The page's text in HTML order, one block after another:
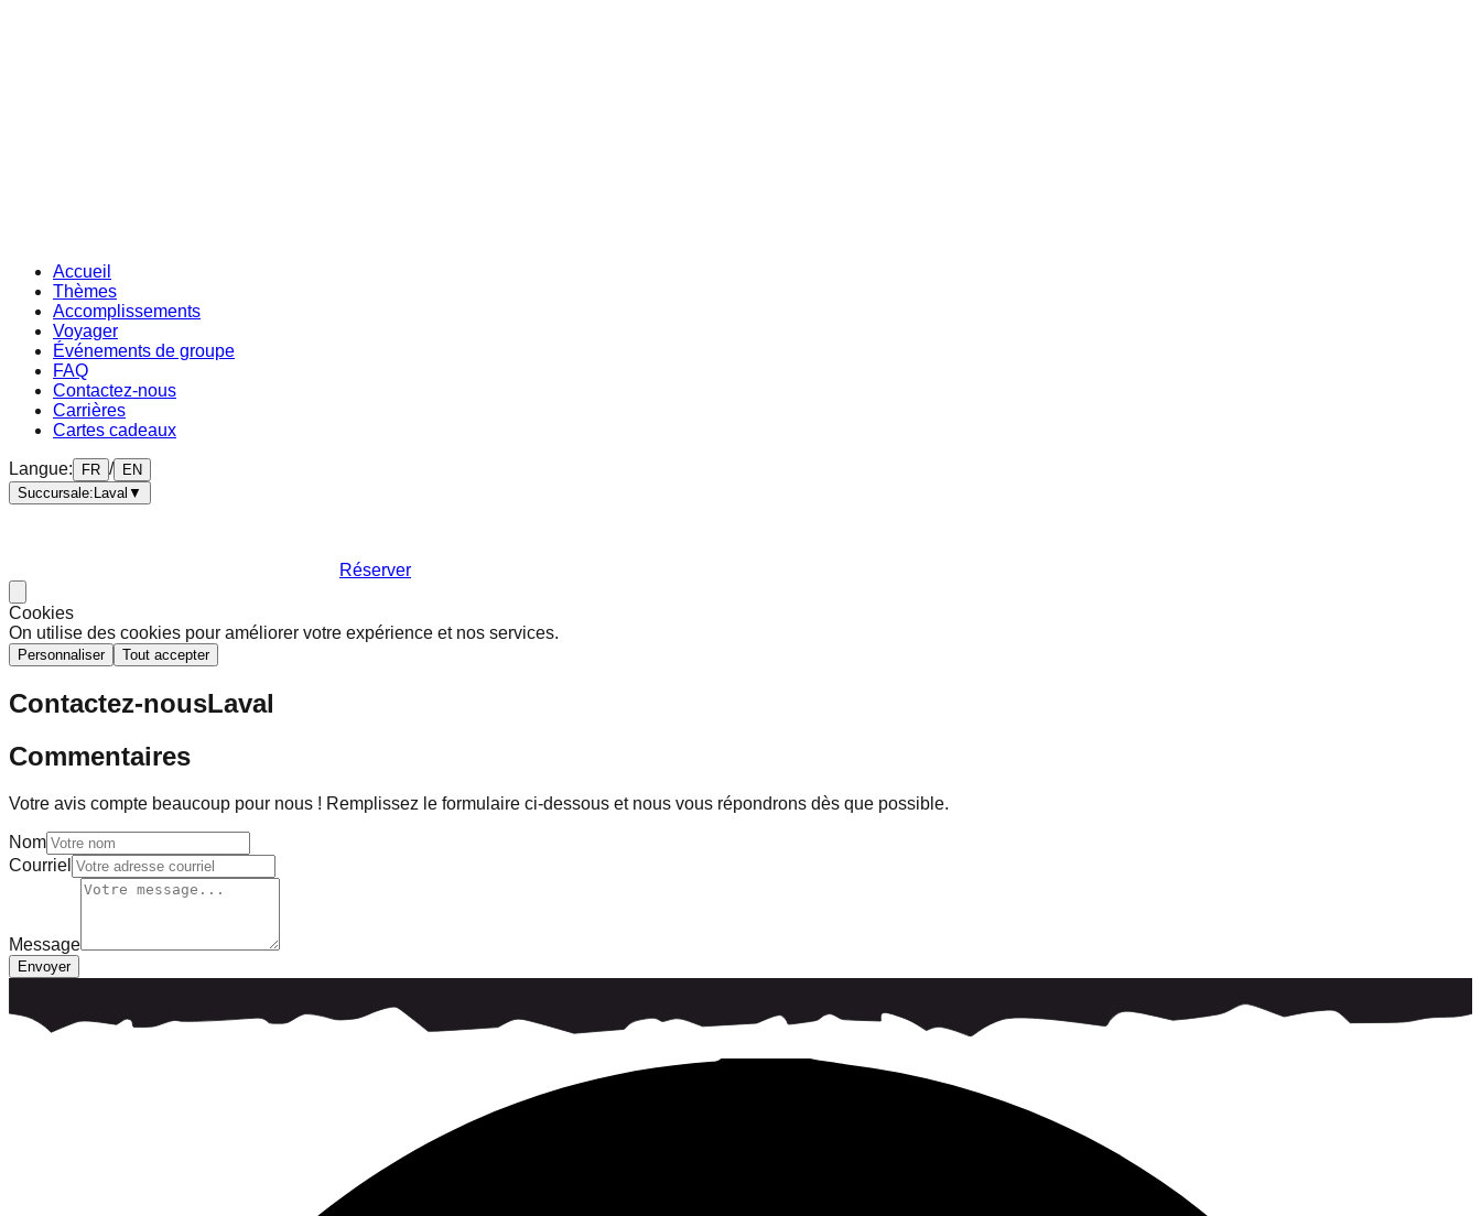
Accueil
Thèmes
Accomplissements
Voyager
Événements de groupe
FAQ
Contactez-nous
Carrières
Cartes cadeaux
Langue: FR /
EN
Succursale: Laval ▼
Réserver
Cookies
On utilise des cookies pour améliorer votre expérience et nos services.
Personnaliser Tout accepter
Contactez-nousLaval
Commentaires
Votre avis compte beaucoup pour nous ! Remplissez le formulaire ci-dessous et nous vous répondrons dès que possible.
Nom
Courriel
Message
Envoyer